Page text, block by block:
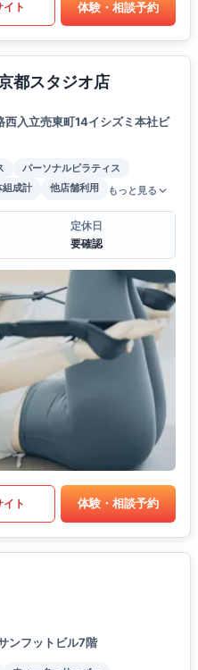
イト 体験・相談予約
都スタジオ店
入立売東町14イシズミ本社ビ
パーソナルピラティス
組成計 他店舗利用 もっと見る
定休日
要確認
イト 体験・相談予約
ンフットビル7階